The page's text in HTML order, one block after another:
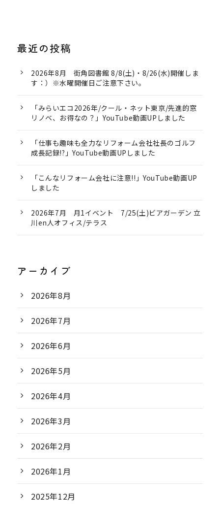
最近の投稿
2026年8月 街角図書館 8/8(土)・8/26(水)開催しま
す：）※水曜開催日ご注意下さい。
「みらいエコ2026年/クール・ネット東京/先進的窓
リノベ、お得なの？」YouTube動画UPしました
「仕事も趣味も全力なリフォーム会社社長のゴルフ
成長記録!?」YouTube動画UPしました
「こんなリフォーム会社に注意!!」YouTube動画UP
しました
2026年7月 月1イベント 7/25(土)ビアガーデン 立
川en人オフィス/テラス
アーカイブ
2026年8月
2026年7月
2026年6月
2026年5月
2026年4月
2026年3月
2026年2月
2026年1月
2025年12月